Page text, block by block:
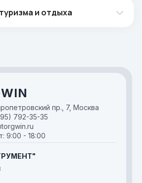
и отдыха
пр., 7, Москва
792-35-35
9:00 - 18:00